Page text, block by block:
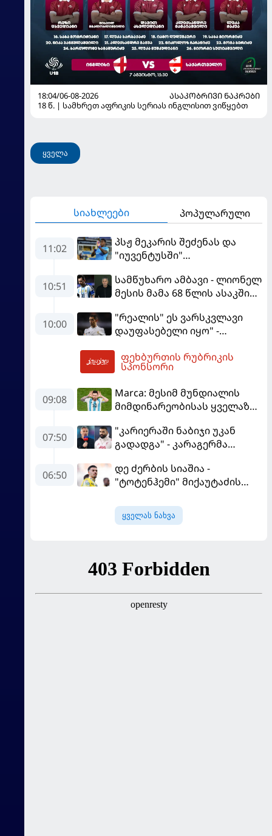
18:04/06-08-2026
ᲐᲡᲐᲙᲝᲑᲠᲘᲕᲘ ᲜᲐᲙᲠᲔᲑᲘ
18 წ. | სამხრეთ აფრიკის სერიას ინგლისით ვიწყებთ
ყველა
სიახლეები პოპულარული
11:02
პსჟ მეკარის შეძენას და
"იუვენტუსში"
10:51
სამწუხარო ამბავი - ლიონელ
მესის მამა 68 წლის ასაკში
10:00
"რეალის" ეს ვარსკვლავი
დაუფასებელი იყო" -
თანაგუნდელზე ისაუბრა
ფეხბურთის რუბრიკის
სპონსორი
09:08
Marca: მესიმ მუნდიალის
მიმდინარეობისას ყველაზე
07:50
"კარიერაში ნაბიჯი უკან
გადადგა" - კარაგერმა
06:50
დე ძერბის სიაშია -
"ტოტენჰემი" მიქაუტაძის
ყველას ნახვა